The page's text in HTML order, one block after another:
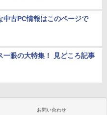
中古PC情報はこのページで
一眼の大特集！ 見どころ記事
お問い合わせ